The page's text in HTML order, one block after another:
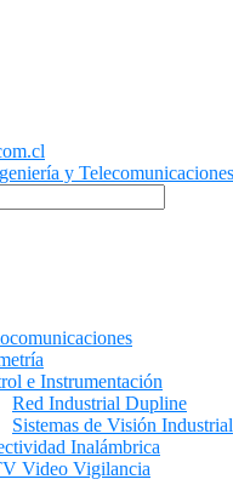
e Instrumentación
Red Industrial Dupline
Sistemas de Visión Industrial
Inalámbrica
Video Vigilancia